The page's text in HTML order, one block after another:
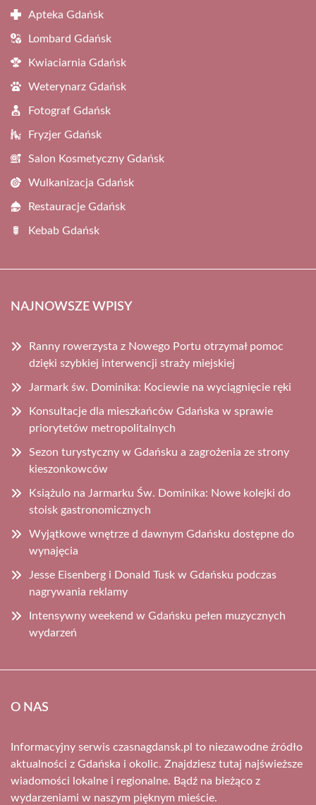
Apteka Gdańsk
Lombard Gdańsk
Kwiaciarnia Gdańsk
Weterynarz Gdańsk
Fotograf Gdańsk
Fryzjer Gdańsk
Salon Kosmetyczny Gdańsk
Wulkanizacja Gdańsk
Restauracje Gdańsk
Kebab Gdańsk
NAJNOWSZE WPISY
Ranny rowerzysta z Nowego Portu otrzymał pomoc
dzięki szybkiej interwencji straży miejskiej
Jarmark św. Dominika: Kociewie na wyciągnięcie ręki
Konsultacje dla mieszkańców Gdańska w sprawie
priorytetów metropolitalnych
Sezon turystyczny w Gdańsku a zagrożenia ze strony
kieszonkowców
Książulo na Jarmarku Św. Dominika: Nowe kolejki do
stoisk gastronomicznych
Wyjątkowe wnętrze d dawnym Gdańsku dostępne do
wynajęcia
Jesse Eisenberg i Donald Tusk w Gdańsku podczas
nagrywania reklamy
Intensywny weekend w Gdańsku pełen muzycznych
wydarzeń
O NAS
Informacyjny serwis czasnagdansk.pl to niezawodne źródło
aktualności z Gdańska i okolic. Znajdziesz tutaj najświeższe
wiadomości lokalne i regionalne. Bądź na bieżąco z
wydarzeniami w naszym pięknym mieście.